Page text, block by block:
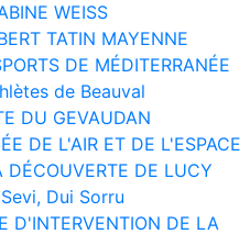
WEISS
TATIN MAYENNE
DE MÉDITERRANÉE
de Beauval
DU GEVAUDAN
DE L'AIR ET DE L'ESPACE
DE LUCY
Dui Sorru
D'INTERVENTION DE LA